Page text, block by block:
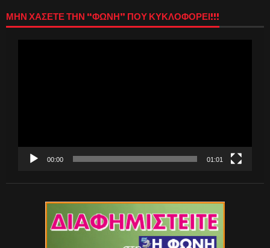
ΜΗΝ ΧΑΣΕΤΕ ΤΗΝ “ΦΩΝΗ” ΠΟΥ ΚΥΚΛΟΦΟΡΕΙ!!!
00:00 01:01